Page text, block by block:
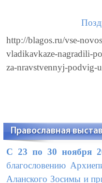
http://blagos.ru/vse-
vladikavkaze-nagradili-
za-nravstvennyj-podvig-
Православная
С 23 по 30 ноября
благословению
Аланского Зосимы и